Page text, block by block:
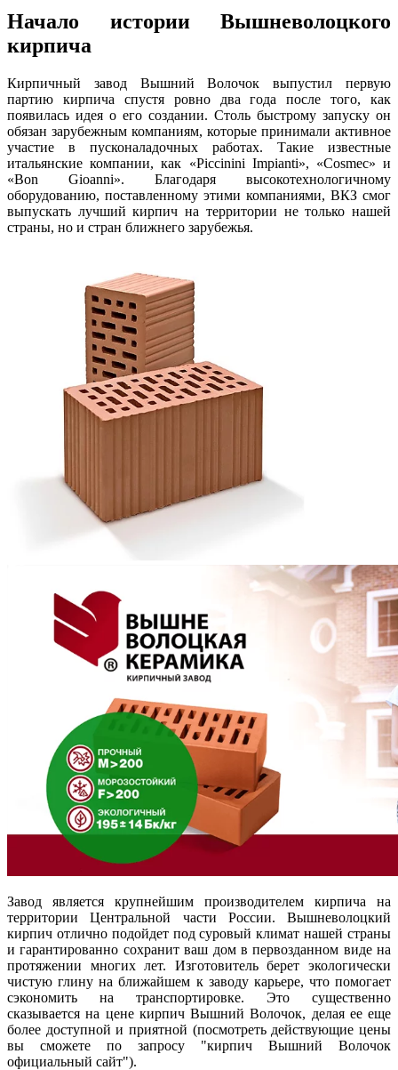
Начало истории Вышневолоцкого
кирпича
Кирпичный завод Вышний Волочок выпустил первую
партию кирпича спустя ровно два года после того, как
появилась идея о его создании. Столь быстрому запуску он
обязан зарубежным компаниям, которые принимали активное
участие в пусконаладочных работах. Такие известные
итальянские компании, как «Piccinini Impianti», «Cosmec» и
«Bon Gioanni». Благодаря высокотехнологичному
оборудованию, поставленному этими компаниями, ВКЗ смог
выпускать лучший кирпич на территории не только нашей
страны, но и стран ближнего зарубежья.
Завод является крупнейшим производителем кирпича на
территории Центральной части России. Вышневолоцкий
кирпич отлично подойдет под суровый климат нашей страны
и гарантированно сохранит ваш дом в первозданном виде на
протяжении многих лет. Изготовитель берет экологически
чистую глину на ближайшем к заводу карьере, что помогает
сэкономить на транспортировке. Это существенно
сказывается на цене кирпич Вышний Волочок, делая ее еще
более доступной и приятной (посмотреть действующие цены
вы сможете по запросу "кирпич Вышний Волочок
официальный сайт").